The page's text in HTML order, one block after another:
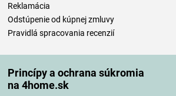
Princípy a ochrana súkromia
na 4home.sk
Reklamácia
Odstúpenie od kúpnej zmluvy
Pravidlá spracovania recenzií